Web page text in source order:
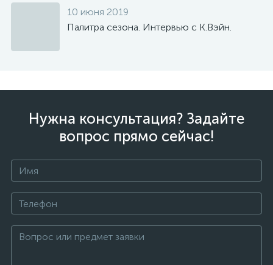
10 июня 2019
Палитра сезона. Интервью с К.Вэйн.
Нужна консультация? Задайте
вопрос прямо сейчас!